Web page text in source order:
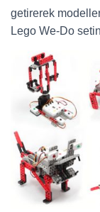
getirerek
Lego We-Do